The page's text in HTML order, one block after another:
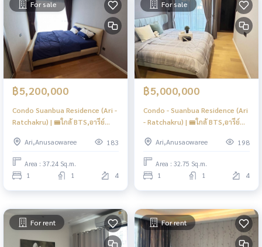
For sale
฿5,200,000
Condo Suanbua Residence (Ari -
Ratchakru) | 🚝ใกล้ BTS,อารีย์
Ari,Anusaowaree
183
Area : 37.24 Sq.m.
1 1 4
For sale
฿5,000,000
Condo - Suanbua Residence (Ari
- Ratchakru) | 🚝ใกล้ BTS,อารีย์
Ari,Anusaowaree
198
Area : 32.75 Sq.m.
1 1 4
For rent For rent